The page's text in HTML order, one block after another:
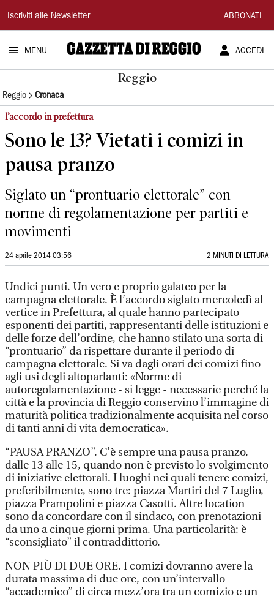
Gazzetta
di
Reggio
Iscriviti alle Newsletter ABBONATI
MENU ACCEDI
Reggio
Reggio Cronaca
l’accordo in prefettura
Sono le 13? Vietati i comizi in
pausa pranzo
Siglato un “prontuario elettorale” con
norme di regolamentazione per partiti e
movimenti
24 aprile 2014 03:56 2 MINUTI DI LETTURA
Undici punti. Un vero e proprio galateo per la
campagna elettorale. È l’accordo siglato mercoledì al
vertice in Prefettura, al quale hanno partecipato
esponenti dei partiti, rappresentanti delle istituzioni e
delle forze dell’ordine, che hanno stilato una sorta di
“prontuario” da rispettare durante il periodo di
campagna elettorale. Si va dagli orari dei comizi fino
agli usi degli altoparlanti: «Norme di
autoregolamentazione - si legge - necessarie perché la
città e la provincia di Reggio conservino l’immagine di
maturità politica tradizionalmente acquisita nel corso
di tanti anni di vita democratica».
“PAUSA PRANZO”. C’è sempre una pausa pranzo,
dalle 13 alle 15, quando non è previsto lo svolgimento
di iniziative elettorali. I luoghi nei quali tenere comizi,
preferibilmente, sono tre: piazza Martiri del 7 Luglio,
piazza Prampolini e piazza Casotti. Altre location
sono da concordare con il sindaco, con prenotazioni
da uno a cinque giorni prima. Una particolarità: è
“sconsigliato” il contraddittorio.
NON PIÙ DI DUE ORE. I comizi dovranno avere la
durata massima di due ore, con un’intervallo
“accademico” di circa mezz’ora tra un comizio e un